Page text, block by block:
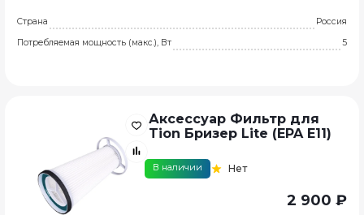
Страна
Россия
Потребляемая мощность (макс.), Вт
5
Аксессуар Фильтр для
Tion Бризер Lite (EPA E11)
В наличии Нет
2 900 ₽